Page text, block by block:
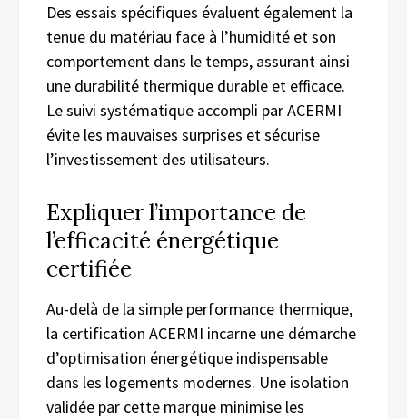
Des essais spécifiques évaluent également la
tenue du matériau face à l’humidité et son
comportement dans le temps, assurant ainsi
une durabilité thermique durable et efficace.
Le suivi systématique accompli par ACERMI
évite les mauvaises surprises et sécurise
l’investissement des utilisateurs.
Expliquer l’importance de
l’efficacité énergétique
certifiée
Au-delà de la simple performance thermique,
la certification ACERMI incarne une démarche
d’optimisation énergétique indispensable
dans les logements modernes. Une isolation
validée par cette marque minimise les